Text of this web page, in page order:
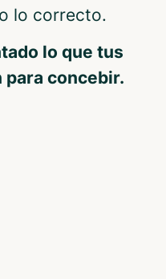
lo correcto.
lo que tus
concebir.